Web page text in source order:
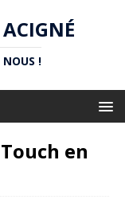
NOUS !
en